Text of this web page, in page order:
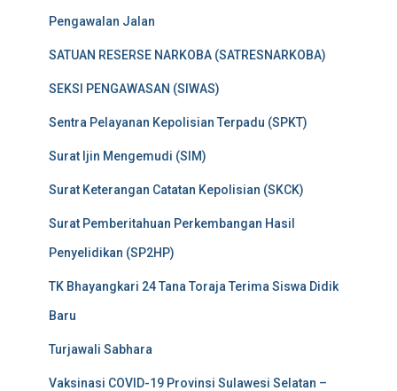
Pengawalan Jalan
SATUAN RESERSE NARKOBA (SATRESNARKOBA)
SEKSI PENGAWASAN (SIWAS)
Sentra Pelayanan Kepolisian Terpadu (SPKT)
Surat Ijin Mengemudi (SIM)
Surat Keterangan Catatan Kepolisian (SKCK)
Surat Pemberitahuan Perkembangan Hasil
Penyelidikan (SP2HP)
TK Bhayangkari 24 Tana Toraja Terima Siswa Didik
Baru
Turjawali Sabhara
Vaksinasi COVID-19 Provinsi Sulawesi Selatan –